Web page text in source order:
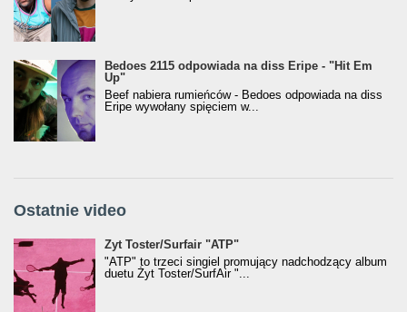
Bedoes 2115 odpowiada na diss Eripe - "Hit Em
Up"
Beef nabiera rumieńców - Bedoes odpowiada na diss
Eripe wywołany spięciem w...
Ostatnie video
Żyt Toster/SurfAir - ATP VIDEO
Żyt Toster/Surfair "ATP"
"ATP" to trzeci singiel promujący nadchodzący album
duetu Żyt Toster/SurfAir "...